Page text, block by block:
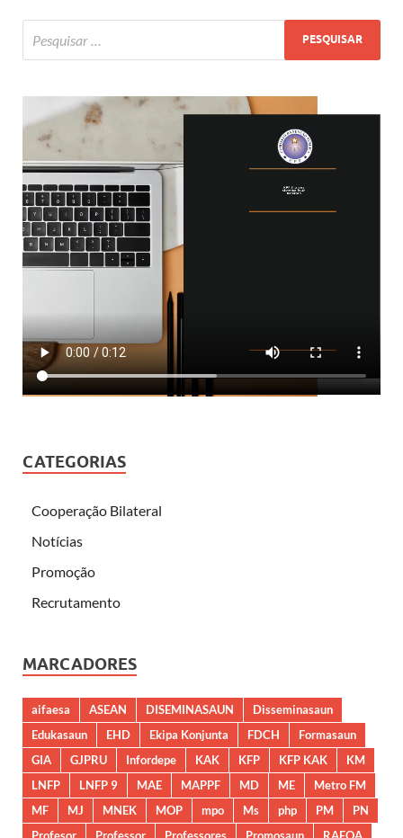
CATEGORIAS
Cooperação Bilateral
Notícias
Promoção
Recrutamento
MARCADORES
aifaesa ASEAN DISEMINASAUN
Disseminasaun
Edukasaun
EHD Ekipa Konjunta FDCH
Formasaun
GIA
GJPRU Infordepe KAK KFP KFP KAK
KM
LNFP
LNFP 9 MAE MAPPF MD ME
Metro FM
MF
MJ MNEK MOP mpo Ms php PM
PN